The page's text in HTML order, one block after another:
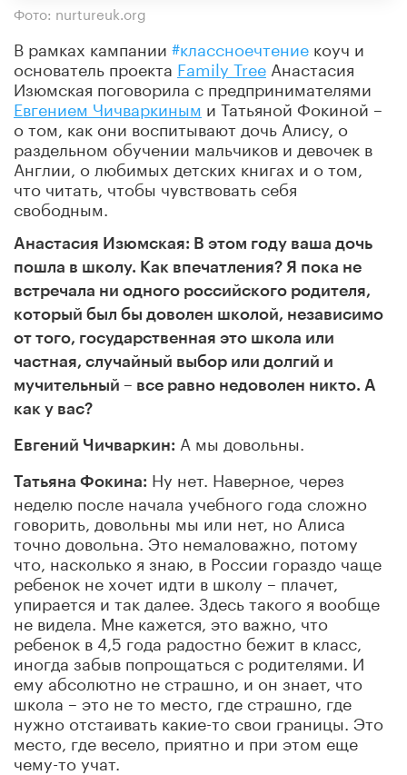
Фото: nurtureuk.org
В рамках кампании #классноечтение коуч и
основатель проекта Family Tree Анастасия
Изюмская поговорила с предпринимателями
Евгением Чичваркиным и Татьяной Фокиной –
о том, как они воспитывают дочь Алису, о
раздельном обучении мальчиков и девочек в
Англии, о любимых детских книгах и о том,
что читать, чтобы чувствовать себя
свободным.
Анастасия Изюмская: В этом году ваша дочь
пошла в школу. Как впечатления? Я пока не
встречала ни одного российского родителя,
который был бы доволен школой, независимо
от того, государственная это школа или
частная, случайный выбор или долгий и
мучительный – все равно недоволен никто. А
как у вас?
Евгений Чичваркин: А мы довольны.
Татьяна Фокина: Ну нет. Наверное, через
неделю после начала учебного года сложно
говорить, довольны мы или нет, но Алиса
точно довольна. Это немаловажно, потому
что, насколько я знаю, в России гораздо чаще
ребенок не хочет идти в школу – плачет,
упирается и так далее. Здесь такого я вообще
не видела. Мне кажется, это важно, что
ребенок в 4,5 года радостно бежит в класс,
иногда забыв попрощаться с родителями. И
ему абсолютно не страшно, и он знает, что
школа – это не то место, где страшно, где
нужно отстаивать какие-то свои границы. Это
место, где весело, приятно и при этом еще
чему-то учат.